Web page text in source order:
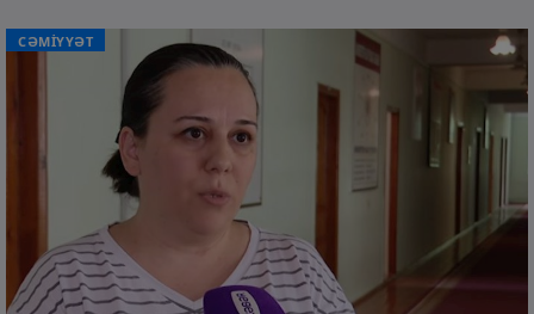
CƏMİYYƏT